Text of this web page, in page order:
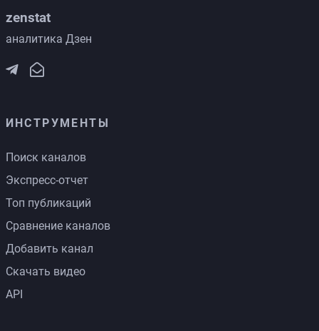
zenstat
аналитика Дзен
ИНСТРУМЕНТЫ
Поиск каналов
Экспресс-отчет
Топ публикаций
Сравнение каналов
Добавить канал
Скачать видео
API